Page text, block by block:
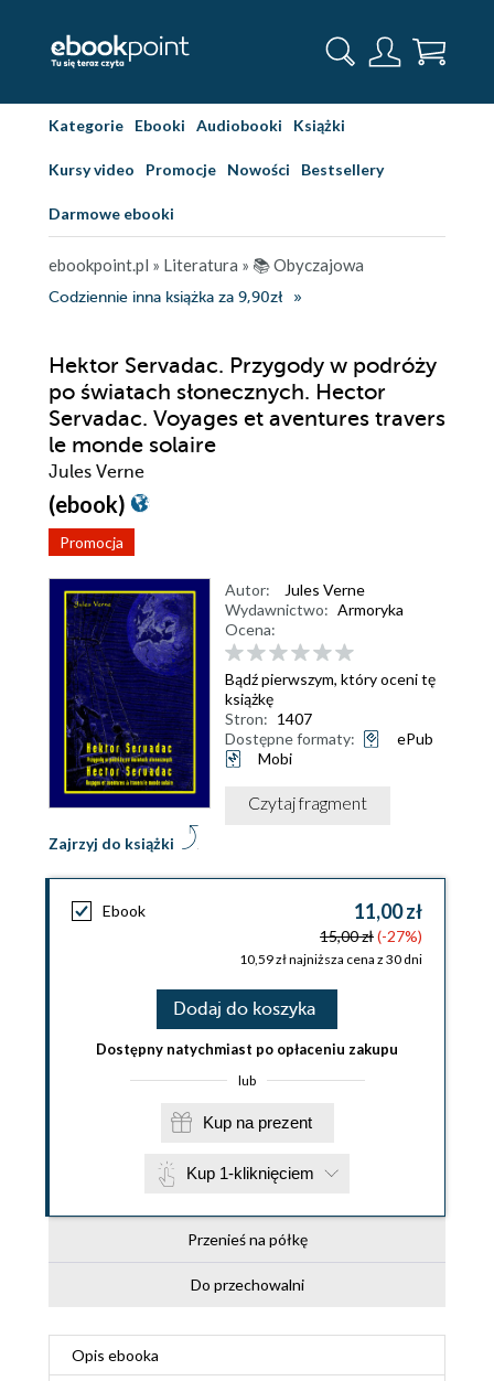
Kategorie Ebooki Audiobooki Książki
Kursy video Promocje Nowości Bestsellery
Darmowe ebooki
ebookpoint.pl » Literatura » 📚 Obyczajowa
Codziennie inna książka za 9,90zł
Hektor Servadac. Przygody w podróży
po światach słonecznych. Hector
Servadac. Voyages et aventures travers
le monde solaire
Jules Verne
(ebook)
Promocja
Zajrzyj do książki
Autor:
Jules Verne
Wydawnictwo: Armoryka
Ocena:
Bądź pierwszym, który oceni tę
książkę
Stron: 1407
Dostępne formaty:
ePub
Mobi
Czytaj fragment
Ebook 11,00 zł
15,00 zł(-27%)
10,59 zł najniższa cena z 30 dni
Dodaj do koszyka
Dostępny natychmiast po opłaceniu zakupu
lub
Kup na prezent
Kup 1-kliknięciem
Przenieś na półkę
Do przechowalni
Opis ebooka